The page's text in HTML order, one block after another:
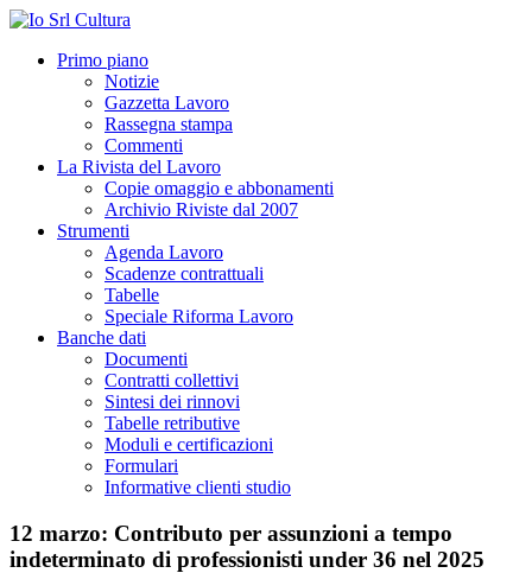
Primo piano
Notizie
Gazzetta Lavoro
Rassegna stampa
Commenti
La Rivista del Lavoro
Copie omaggio e abbonamenti
Archivio Riviste dal 2007
Strumenti
Agenda Lavoro
Scadenze contrattuali
Tabelle
Speciale Riforma Lavoro
Banche dati
Documenti
Contratti collettivi
Sintesi dei rinnovi
Tabelle retributive
Moduli e certificazioni
Formulari
Informative clienti studio
12 marzo: Contributo per assunzioni a tempo
indeterminato di professionisti under 36 nel 2025